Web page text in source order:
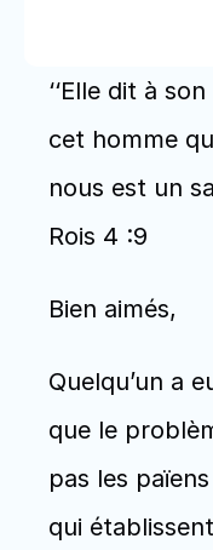
‘‘Elle dit à
cet homme
nous est un
Rois 4 :9
Bien aimés,
Quelqu’un a
que le
pas les
qui